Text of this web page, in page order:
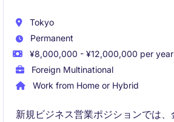
Tokyo
Permanent
¥8,000,000 - ¥12,000,000 per year
Foreign Multinational
Work from Home or Hybrid
新規ビジネス営業ポジションでは